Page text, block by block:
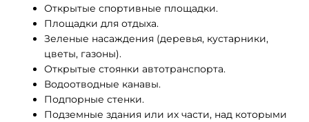
Открытые спортивные площадки.
Площадки для отдыха.
Зеленые насаждения (деревья, кустарники,
цветы, газоны).
Открытые стоянки автотранспорта.
Водоотводные канавы.
Подпорные стенки.
Подземные здания или их части, над которыми